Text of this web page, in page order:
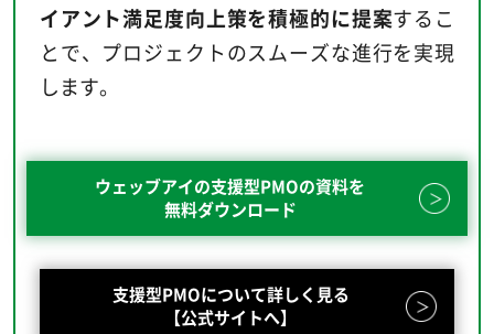
イアント満足度向上策を積極的に提案するこ
とで、プロジェクトのスムーズな進行を実現
します。
ウェッブアイの支援型PMOの資料を
無料ダウンロード
支援型PMOについて詳しく見る
【公式サイトへ】